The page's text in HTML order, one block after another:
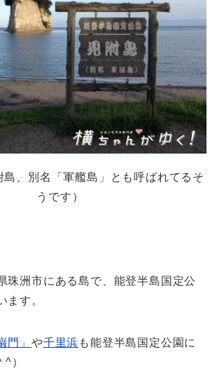
島、別名「軍艦島」とも呼ばれてるそ
うです）
珠洲市にある島で、能登半島国定公
ます。
門」や千里浜 も能登半島国定公園に
）